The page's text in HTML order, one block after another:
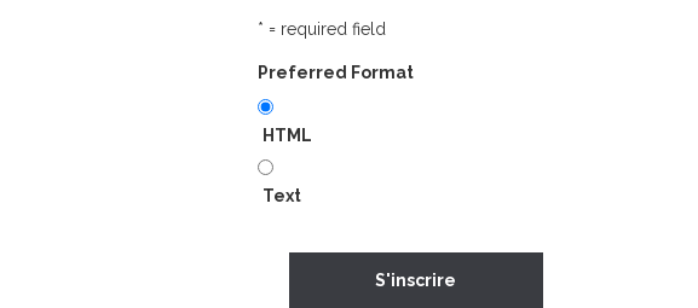
* = required field
Preferred Format
HTML
Text